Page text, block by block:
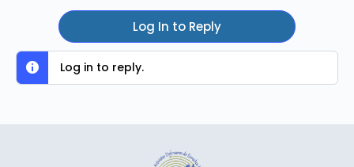
Log In to Reply
Log in to reply.